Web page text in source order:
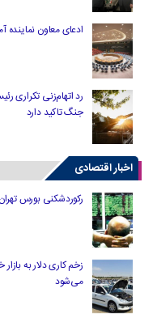
ادعای معاون نماینده
رد اتهام‌زنی تکراری
جنگ تاکید دارد
اخبار اقتصادی
رکوردشکنی بورس تهران امروز ۱۲ مهر ۱۴۰۴| بازار
زخم کاری دلار به
می‌شود